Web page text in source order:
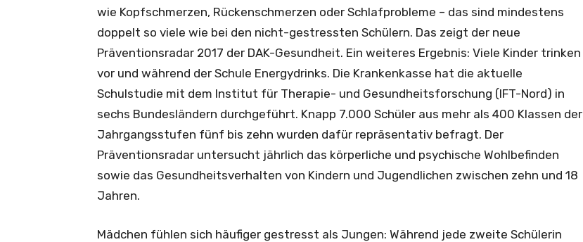
wie Kopfschmerzen, Rückenschmerzen oder Schlafprobleme – das sind mindestens
doppelt so viele wie bei den nicht-gestressten Schülern. Das zeigt der neue
Präventionsradar 2017 der DAK-Gesundheit. Ein weiteres Ergebnis: Viele Kinder trinken
vor und während der Schule Energydrinks. Die Krankenkasse hat die aktuelle
Schulstudie mit dem Institut für Therapie- und Gesundheitsforschung (IFT-Nord) in
sechs Bundesländern durchgeführt. Knapp 7.000 Schüler aus mehr als 400 Klassen der
Jahrgangsstufen fünf bis zehn wurden dafür repräsentativ befragt. Der
Präventionsradar untersucht jährlich das körperliche und psychische Wohlbefinden
sowie das Gesundheitsverhalten von Kindern und Jugendlichen zwischen zehn und 18
Jahren.
Mädchen fühlen sich häufiger gestresst als Jungen: Während jede zweite Schülerin